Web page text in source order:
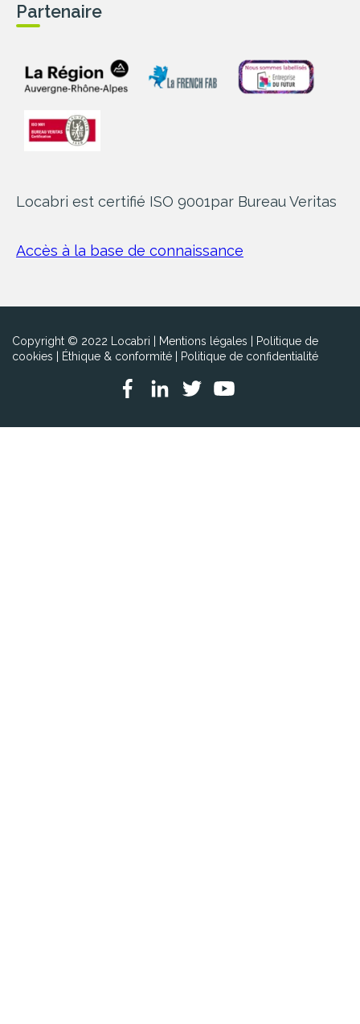
Partenaire
Locabri est certifié ISO 9001par Bureau Veritas
Accès à la base de connaissance
Copyright © 2022 Locabri | Mentions légales
Politique de
cookies
Éthique & conformité Politique de confidentialité